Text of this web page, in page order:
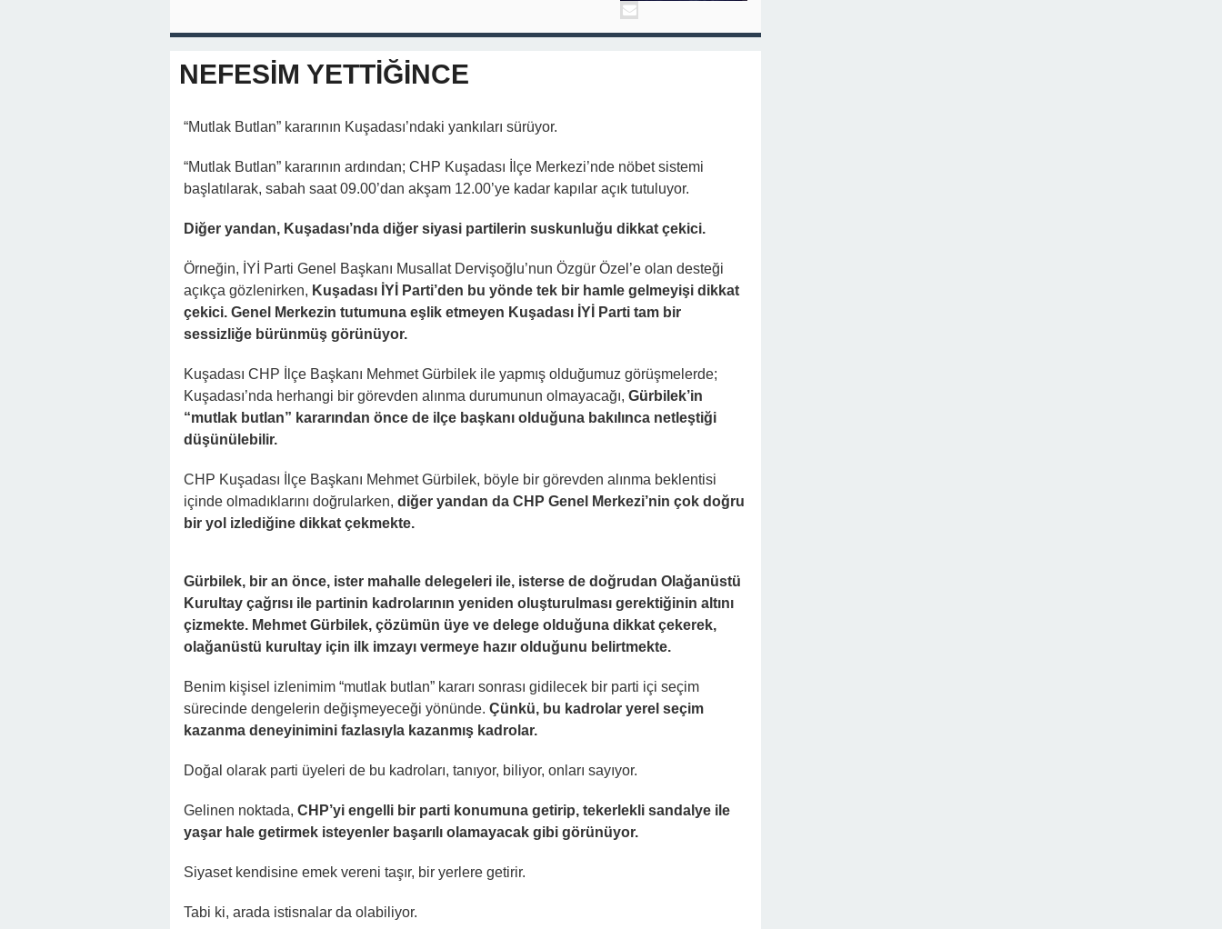
NEFESİM YETTİĞİNCE
“Mutlak Butlan” kararının Kuşadası’ndaki yankıları sürüyor.
“Mutlak Butlan” kararının ardından; CHP Kuşadası İlçe Merkezi’nde nöbet sistemi
başlatılarak, sabah saat 09.00’dan akşam 12.00’ye kadar kapılar açık tutuluyor.
Diğer yandan, Kuşadası’nda diğer siyasi partilerin suskunluğu dikkat çekici.
Örneğin, İYİ Parti Genel Başkanı Musallat Dervişoğlu’nun Özgür Özel’e olan desteği
açıkça gözlenirken, Kuşadası İYİ Parti’den bu yönde tek bir hamle gelmeyişi dikkat
çekici. Genel Merkezin tutumuna eşlik etmeyen Kuşadası İYİ Parti tam bir
sessizliğe bürünmüş görünüyor.
Kuşadası CHP İlçe Başkanı Mehmet Gürbilek ile yapmış olduğumuz görüşmelerde;
Kuşadası’nda herhangi bir görevden alınma durumunun olmayacağı, Gürbilek’in
“mutlak butlan” kararından önce de ilçe başkanı olduğuna bakılınca netleştiği
düşünülebilir.
CHP Kuşadası İlçe Başkanı Mehmet Gürbilek, böyle bir görevden alınma beklentisi
içinde olmadıklarını doğrularken, diğer yandan da CHP Genel Merkezi’nin çok doğru
bir yol izlediğine dikkat çekmekte.
Gürbilek, bir an önce, ister mahalle delegeleri ile, isterse de doğrudan Olağanüstü
Kurultay çağrısı ile partinin kadrolarının yeniden oluşturulması gerektiğinin altını
çizmekte. Mehmet Gürbilek, çözümün üye ve delege olduğuna dikkat çekerek,
olağanüstü kurultay için ilk imzayı vermeye hazır olduğunu belirtmekte.
Benim kişisel izlenimim “mutlak butlan” kararı sonrası gidilecek bir parti içi seçim
sürecinde dengelerin değişmeyeceği yönünde. Çünkü, bu kadrolar yerel seçim
kazanma deneyinimini fazlasıyla kazanmış kadrolar.
Doğal olarak parti üyeleri de bu kadroları, tanıyor, biliyor, onları sayıyor.
Gelinen noktada, CHP’yi engelli bir parti konumuna getirip, tekerlekli sandalye ile
yaşar hale getirmek isteyenler başarılı olamayacak gibi görünüyor.
Siyaset kendisine emek vereni taşır, bir yerlere getirir.
Tabi ki, arada istisnalar da olabiliyor.